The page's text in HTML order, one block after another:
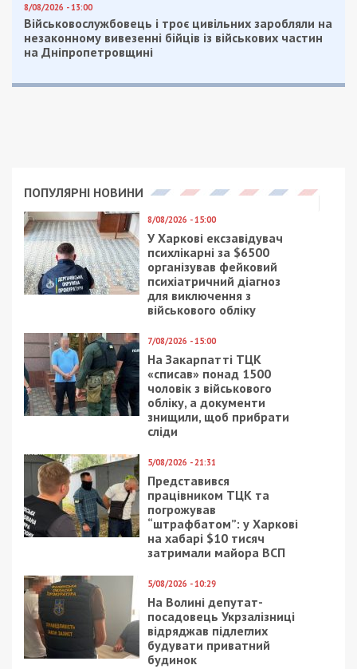
8/08/2026 - 13:00
Військовослужбовець і троє цивільних заробляли на
незаконному вивезенні бійців із військових частин
на Дніпропетровщині
ПОПУЛЯРНІ НОВИНИ
8/08/2026 - 15:00
У Харкові ексзавідувач
психлікарні за $6500
організував фейковий
психіатричний діагноз
для виключення з
військового обліку
7/08/2026 - 15:00
На Закарпатті ТЦК
«списав» понад 1500
чоловік з військового
обліку, а документи
знищили, щоб прибрати
сліди
5/08/2026 - 21:31
Представився
працівником ТЦК та
погрожував
“штрафбатом”: у Харкові
на хабарі $10 тисяч
затримали майора ВСП
5/08/2026 - 10:29
На Волині депутат-
посадовець Укрзалізниці
відряджав підлеглих
будувати приватний
будинок